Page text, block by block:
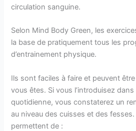
circulation sanguine.
Selon Mind Body Green, les
la base de pratiquement tous les
d’entrainement physique.
Ils sont faciles à faire et peuvent
vous êtes. Si vous l’introduisez
quotidienne, vous constaterez un
au niveau des cuisses et des
permettent de :